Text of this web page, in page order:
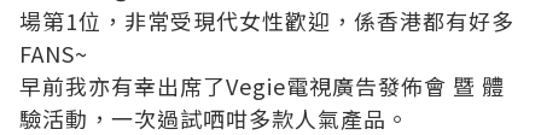
場第1位，非常受現代女性歡迎，係香港都有好多
FANS~
早前我亦有幸出席了Vegie電視廣告發佈會 暨 體
驗活動，一次過試哂咁多款人氣產品。